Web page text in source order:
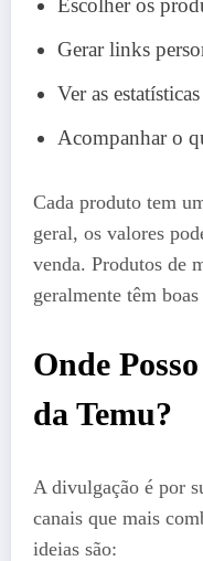
Escolher os
Gerar links
Ver as
Acompanhar o
Cada produto tem
geral, os valores
venda. Produtos de
geralmente têm
Onde
da Temu?
A divulgação é por
canais que mais
ideias são: